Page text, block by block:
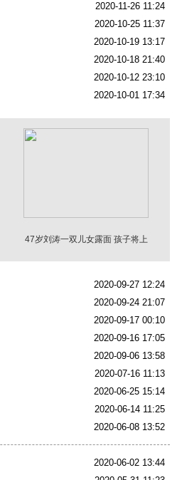
2020-11-26 11:24
2020-10-25 11:37
2020-10-19 13:17
2020-10-18 21:40
2020-10-12 23:10
2020-10-01 17:34
47岁刘涛一双儿女露面 孩子将上
2020-09-27 12:24
2020-09-24 21:07
2020-09-17 00:10
2020-09-16 17:05
2020-09-06 13:58
2020-07-16 11:13
2020-06-25 15:14
2020-06-14 11:25
2020-06-08 13:52
2020-06-02 13:44